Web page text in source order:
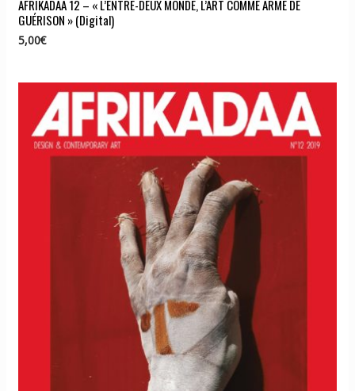
AFRIKADAA 12 – « L’ENTRE-DEUX MONDE, L’ART COMME ARME DE
GUÉRISON » (Digital)
5,00€